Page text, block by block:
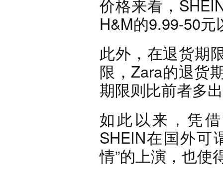
价格来看，
H&M的9.99-50
此外，在退货期
限，Zara的退货
期限则比前者多
如此以来，凭
SHEIN在国外可
情”的上演，也使